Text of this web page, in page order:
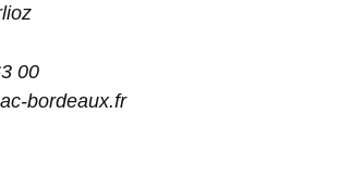
00
bordeaux.fr